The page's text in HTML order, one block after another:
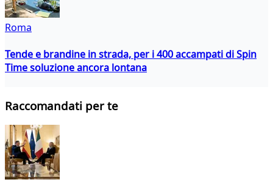
Roma
Tende e brandine in strada, per i 400 accampati di Spin
Time soluzione ancora lontana
Raccomandati per te